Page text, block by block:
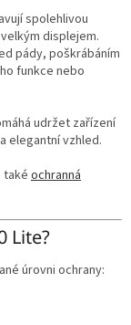
spolehlivou
displejem.
pády, poškrábáním
funkce nebo
udržet zařízení
elegantní vzhled.
také ochranná
Lite?
úrovni ochrany: